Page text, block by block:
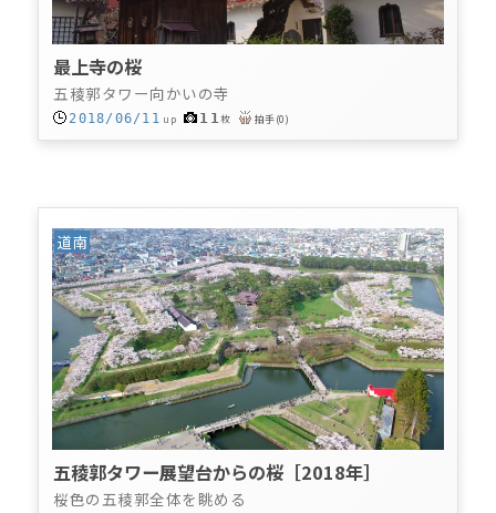
最上寺の桜
五稜郭タワー向かいの寺
2018/06/11 up 11枚 拍手(0)
道南
五稜郭タワー展望台からの桜［2018年］
桜色の五稜郭全体を眺める